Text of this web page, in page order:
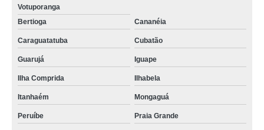
Votuporanga
Bertioga
Cananéia
Caraguatatuba Cubatão
Guarujá Iguape
Ilha Comprida Ilhabela
Itanhaém Mongaguá
Peruíbe Praia Grande